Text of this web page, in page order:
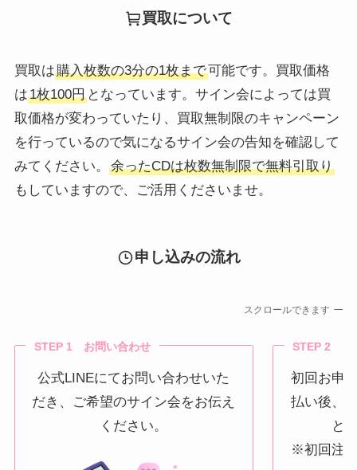
買取について
買取は購入枚数の3分の1枚まで可能です。買取価格
は1枚100円となっています。サイン会によっては買
取価格が変わっていたり、買取無制限のキャンペーン
を行っているので気になるサイン会の告知を確認して
みてください。
余ったCDは枚数無制限で無料引取り
もしていますので、ご活用くださいませ。
申し込みの流れ
スクロールできます
STEP 1 お問い合わせ
公式LINEにてお問い合わせいた
だき、ご希望のサイン会をお伝え
ください。
STEP 2 ご
初回お申
払い後、
と
※初回注